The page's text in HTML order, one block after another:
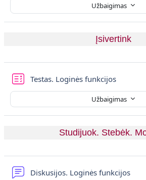
Užbaigimas
Įsivertink
Testas. Loginės funkcijos
Užbaigimas
Studijuok. Stebėk.
Diskusijos. Loginės funkcijos